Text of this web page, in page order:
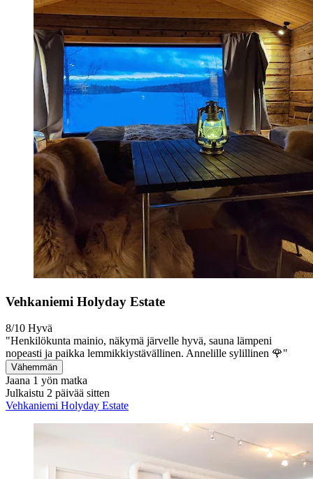
Vehkaniemi Holyday Estate
8/10 Hyvä
"Henkilökunta mainio, näkymä järvelle hyvä, sauna lämpeni
nopeasti ja paikka lemmikkiystävällinen. Annelille sylillinen 🌹"
Vähemmän
Jaana 1 yön matka
Julkaistu 2 päivää sitten
Vehkaniemi Holyday Estate